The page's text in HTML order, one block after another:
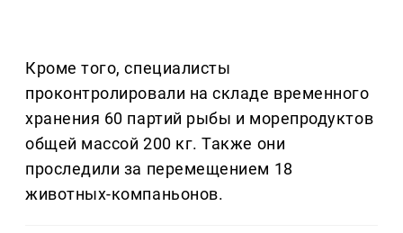
Кроме того, специалисты
проконтролировали на складе временного
хранения 60 партий рыбы и морепродуктов
общей массой 200 кг. Также они
проследили за перемещением 18
животных-компаньонов.